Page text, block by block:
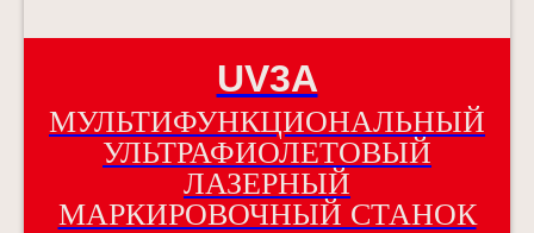
UV3A
МУЛЬТИФУНКЦИОНАЛЬНЫЙ
УЛЬТРАФИОЛЕТОВЫЙ
ЛАЗЕРНЫЙ
МАРКИРОВОЧНЫЙ СТАНОК